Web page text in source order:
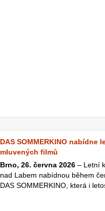
DAS SOMMERKINO nabídne
mluvených filmů
Brno, 26. června 2026 – Letní
nad Labem nabídnou během
DAS SOMMERKINO, která i